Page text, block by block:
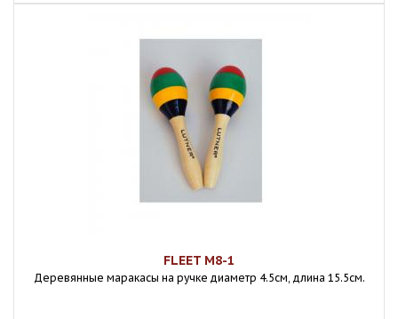
FLEET M8-1
Деревянные маракасы на ручке диаметр 4.5cм, длина 15.5см.